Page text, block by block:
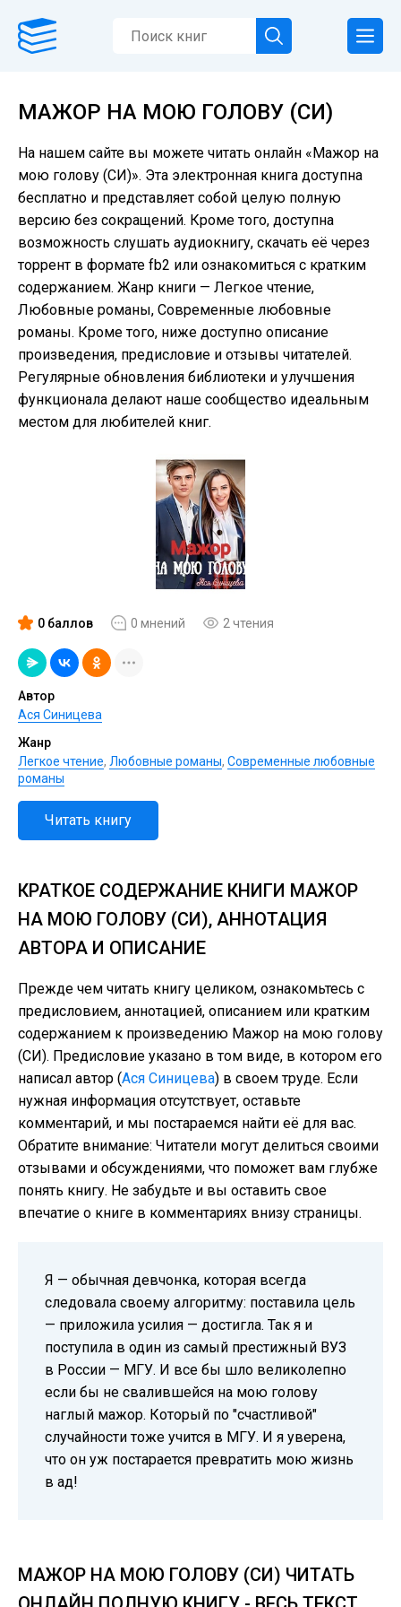
МАЖОР НА МОЮ ГОЛОВУ (СИ)
На нашем сайте вы можете читать онлайн «Мажор на
мою голову (СИ)». Эта электронная книга доступна
бесплатно и представляет собой целую полную
версию без сокращений. Кроме того, доступна
возможность слушать аудиокнигу, скачать её через
торрент в формате fb2 или ознакомиться с кратким
содержанием. Жанр книги — Легкое чтение,
Любовные романы, Современные любовные
романы. Кроме того, ниже доступно описание
произведения, предисловие и отзывы читателей.
Регулярные обновления библиотеки и улучшения
функционала делают наше сообщество идеальным
местом для любителей книг.
0 баллов 0 мнений 2 чтения
Автор
Ася Синицева
Жанр
Легкое чтение, Любовные романы, Современные любовные
романы
Читать книгу
КРАТКОЕ СОДЕРЖАНИЕ КНИГИ МАЖОР
НА МОЮ ГОЛОВУ (СИ), АННОТАЦИЯ
АВТОРА И ОПИСАНИЕ
Прежде чем читать книгу целиком, ознакомьтесь с
предисловием, аннотацией, описанием или кратким
содержанием к произведению Мажор на мою голову
(СИ). Предисловие указано в том виде, в котором его
написал автор (Ася Синицева) в своем труде. Если
нужная информация отсутствует, оставьте
комментарий, и мы постараемся найти её для вас.
Обратите внимание: Читатели могут делиться своими
отзывами и обсуждениями, что поможет вам глубже
понять книгу. Не забудьте и вы оставить свое
впечатие о книге в комментариях внизу страницы.
Я — обычная девчонка, которая всегда
следовала своему алгоритму: поставила цель
— приложила усилия — достигла. Так я и
поступила в один из самый престижный ВУЗ
в России — МГУ. И все бы шло великолепно
если бы не свалившейся на мою голову
наглый мажор. Который по "счастливой"
случайности тоже учится в МГУ. И я уверена,
что он уж постарается превратить мою жизнь
в ад!
МАЖОР НА МОЮ ГОЛОВУ (СИ) ЧИТАТЬ